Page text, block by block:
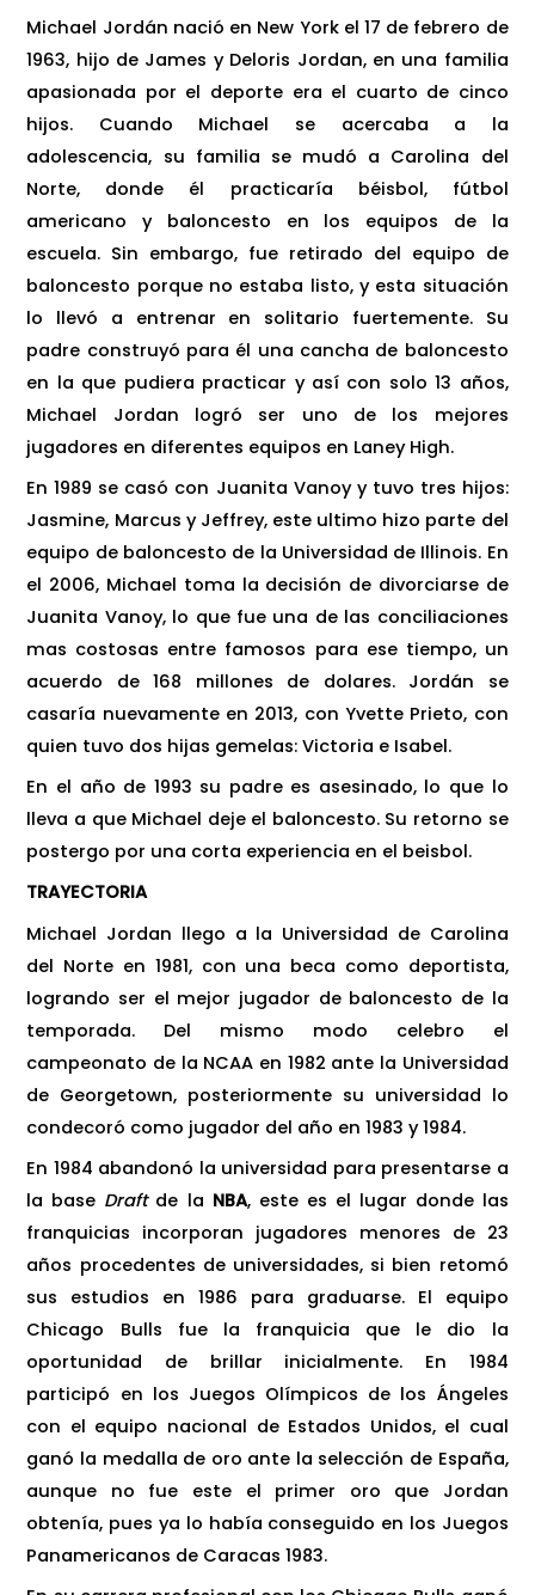
Michael Jordán nació en New York el 17 de febrero de
1963, hijo de James y Deloris Jordan, en una familia
apasionada por el deporte era el cuarto de cinco
hijos. Cuando Michael se acercaba a la
adolescencia, su familia se mudó a Carolina del
Norte, donde él practicaría béisbol, fútbol
americano y baloncesto en los equipos de la
escuela. Sin embargo, fue retirado del equipo de
baloncesto porque no estaba listo, y esta situación
lo llevó a entrenar en solitario fuertemente. Su
padre construyó para él una cancha de baloncesto
en la que pudiera practicar y así con solo 13 años,
Michael Jordan logró ser uno de los mejores
jugadores en diferentes equipos en Laney High.
En 1989 se casó con Juanita Vanoy y tuvo tres hijos:
Jasmine, Marcus y Jeffrey, este ultimo hizo parte del
equipo de baloncesto de la Universidad de Illinois. En
el 2006, Michael toma la decisión de divorciarse de
Juanita Vanoy, lo que fue una de las conciliaciones
mas costosas entre famosos para ese tiempo, un
acuerdo de 168 millones de dolares. Jordán se
casaría nuevamente en 2013, con Yvette Prieto, con
quien tuvo dos hijas gemelas: Victoria e Isabel.
En el año de 1993 su padre es asesinado, lo que lo
lleva a que Michael deje el baloncesto. Su retorno se
postergo por una corta experiencia en el beisbol.
TRAYECTORIA
Michael Jordan llego a la Universidad de Carolina
del Norte en 1981, con una beca como deportista,
logrando ser el mejor jugador de baloncesto de la
temporada. Del mismo modo celebro el
campeonato de la NCAA en 1982 ante la Universidad
de Georgetown, posteriormente su universidad lo
condecoró como jugador del año en 1983 y 1984.
En 1984 abandonó la universidad para presentarse a
la base Draftde la NBA, este es el lugar donde las
franquicias incorporan jugadores menores de 23
años procedentes de universidades, si bien retomó
sus estudios en 1986 para graduarse. El equipo
Chicago Bulls fue la franquicia que le dio la
oportunidad de brillar inicialmente. En 1984
participó en los Juegos Olímpicos de los Ángeles
con el equipo nacional de Estados Unidos, el cual
ganó la medalla de oro ante la selección de España,
aunque no fue este el primer oro que Jordan
obtenía, pues ya lo había conseguido en los Juegos
Panamericanos de Caracas 1983.